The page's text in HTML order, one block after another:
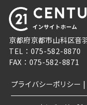
京都府京都市山科区音
TEL：075-582-8870
FAX：075-582-8871
プライバシーポリシー